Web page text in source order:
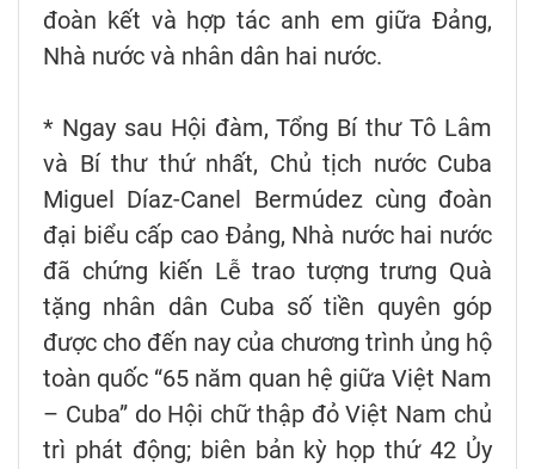
đoàn kết và hợp tác anh em giữa Đảng,
Nhà nước và nhân dân hai nước.
* Ngay sau Hội đàm, Tổng Bí thư Tô Lâm
và Bí thư thứ nhất, Chủ tịch nước Cuba
Miguel Díaz-Canel Bermúdez cùng đoàn
đại biểu cấp cao Đảng, Nhà nước hai nước
đã chứng kiến Lễ trao tượng trưng Quà
tặng nhân dân Cuba số tiền quyên góp
được cho đến nay của chương trình ủng hộ
toàn quốc “65 năm quan hệ giữa Việt Nam
– Cuba” do Hội chữ thập đỏ Việt Nam chủ
trì phát động; biên bản kỳ họp thứ 42 Ủy